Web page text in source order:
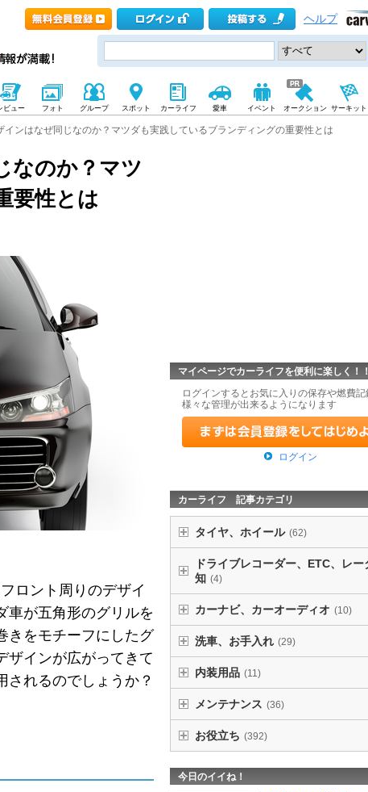
ヘルプ
ビュー フォト グループ スポット カーライフ 愛車 イベント オークション サーキット
インはなぜ同じなのか？マツダも実践しているブランディングの重要性とは
なのか？マツ
要性とは
ロント周りのデザイ
車が五角形のグリルを
きをモチーフにしたグ
ザインが広がってきて
されるのでしょうか？
マイページでカーライフを便利に楽しく！！
ログインするとお気に入りの保存や燃費記
様々な管理が出来るようになります
ログイン
カーライフ 記事カテゴリ
タイヤ、ホイール (62)
ドライブレコーダー、ETC、レー
知 (4)
カーナビ、カーオーディオ (10)
洗車、お手入れ (29)
内装用品 (11)
メンテナンス (36)
お役立ち (392)
今日のイイね！